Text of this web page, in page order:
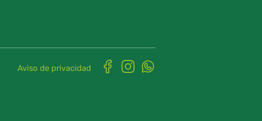
Aviso de privacidad